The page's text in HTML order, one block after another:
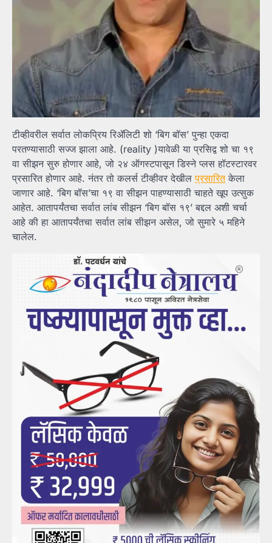
टीव्हीवरील सर्वात लोकप्रिय रिॲलिटी शो ‘बिग बॉस’ पुन्हा एकदा
परतण्यासाठी सज्ज झाला आहे. (reality )यावेळी या प्रसिद्व शो चा १९
वा सीझन सुरु होणार आहे, जो २४ ऑगस्टपासून डिस्ने प्लस हॉटस्टारवर
प्रसारित होणार आहे. नंतर तो कलर्स टीव्हीवर देखीलप्रसारितकेला
जाणार आहे. ‘बिग बॉस’चा १९ वा सीझन पाहण्यासाठी चाहते खूप उत्सुक
आहेत. आतापर्यंतचा सर्वात लांब सीझन ‘बिग बॉस १९’ बद्दल अशी चर्चा
आहे की हा आतापर्यंतचा सर्वात लांब सीझन असेल, जो सुमारे ५ महिने
चालेल.